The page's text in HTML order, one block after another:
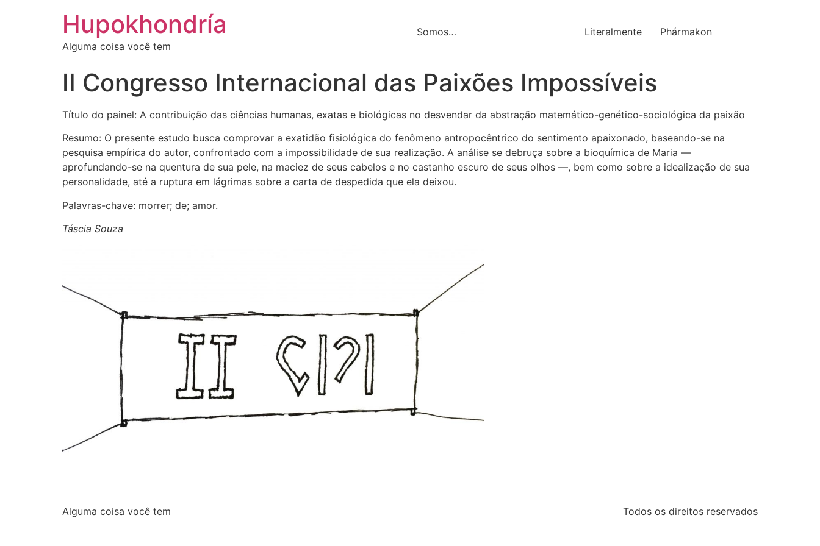
Hupokhondría
Alguma coisa você tem
Somos… Literalmente Phármakon
II Congresso Internacional das Paixões Impossíveis
Título do painel: A contribuição das ciências humanas, exatas e biológicas no desvendar da abstração matemático-genético-sociológica da paixão
Resumo: O presente estudo busca comprovar a exatidão fisiológica do fenômeno antropocêntrico do sentimento apaixonado, baseando-se na
pesquisa empírica do autor, confrontado com a impossibilidade de sua realização. A análise se debruça sobre a bioquímica de Maria —
aprofundando-se na quentura de sua pele, na maciez de seus cabelos e no castanho escuro de seus olhos —, bem como sobre a idealização de sua
personalidade, até a ruptura em lágrimas sobre a carta de despedida que ela deixou.
Palavras-chave: morrer; de; amor.
Táscia Souza
Alguma coisa você tem Todos os direitos reservados